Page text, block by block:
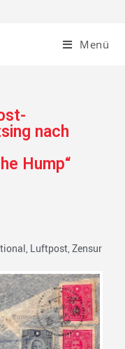
Menü
nach
Hump“
, Luftpost,Zensur